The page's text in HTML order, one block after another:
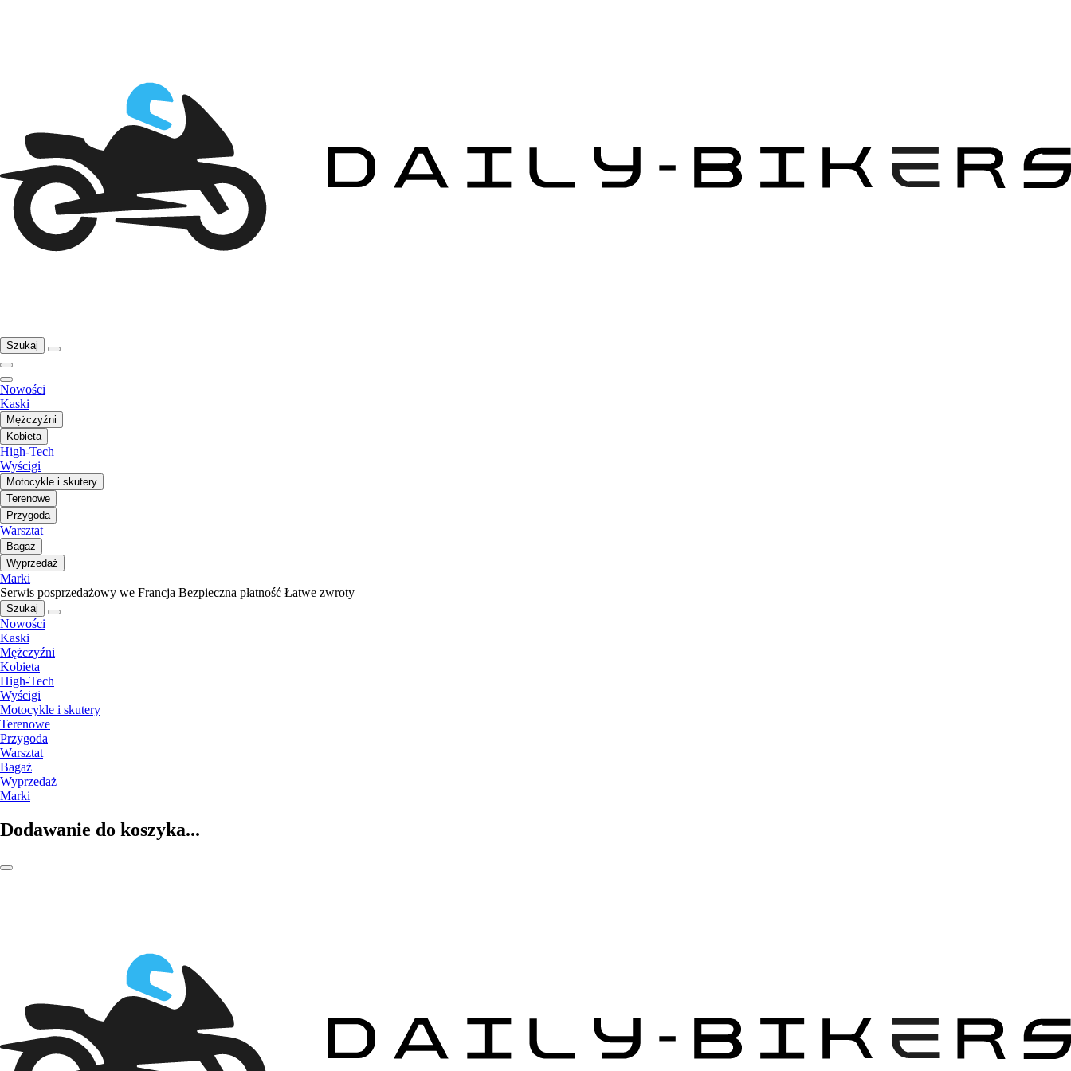
Szukaj
Nowości
Kaski
Mężczyźni
Kobieta
High-Tech
Wyścigi
Motocykle i skutery
Terenowe
Przygoda
Warsztat
Bagaż
Wyprzedaż
Marki
Serwis posprzedażowy we Francja Bezpieczna płatność Łatwe zwroty
Szukaj
Nowości
Kaski
Mężczyźni
Kobieta
High-Tech
Wyścigi
Motocykle i skutery
Terenowe
Przygoda
Warsztat
Bagaż
Wyprzedaż
Marki
Dodawanie do koszyka...